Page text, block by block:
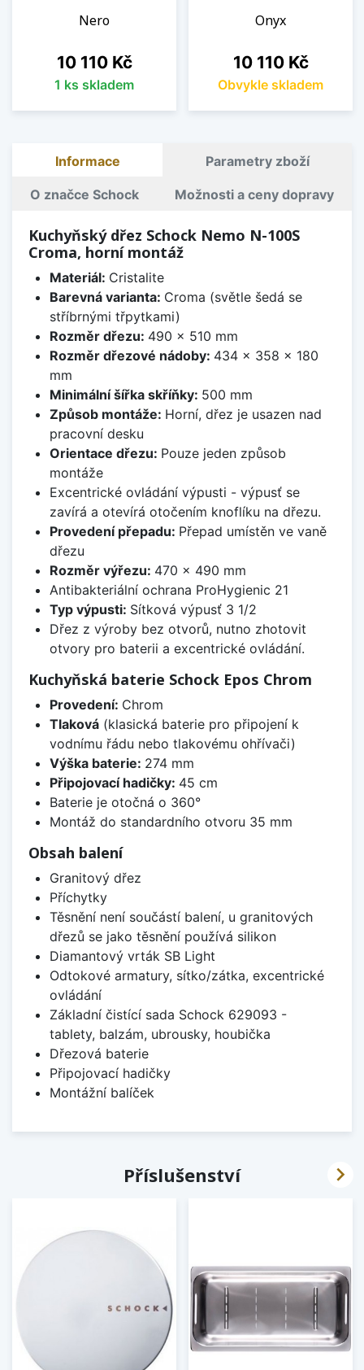
Nero
Cena
10 110 Kč
1 ks skladem
Onyx
Cena
10 110 Kč
Obvykle skladem
Informace Parametry zboží
O značce Schock Možnosti a ceny dopravy
Kuchyňský dřez Schock Nemo N-100S
Croma, horní montáž
Materiál: Cristalite
Barevná varianta: Croma (světle šedá se
stříbrnými třpytkami)
Rozměr dřezu: 490 x 510 mm
Rozměr dřezové nádoby: 434 x 358 x 180
mm
Minimální šířka skříňky: 500 mm
Způsob montáže: Horní, dřez je usazen nad
pracovní desku
Orientace dřezu: Pouze jeden způsob
montáže
Excentrické ovládání výpusti - výpusť se
zavírá a otevírá otočením knoflíku na dřezu.
Provedení přepadu: Přepad umístěn ve vaně
dřezu
Rozměr výřezu: 470 x 490 mm
Antibakteriální ochrana ProHygienic 21
Typ výpusti: Sítková výpusť 3 1/2
Dřez z výroby bez otvorů, nutno zhotovit
otvory pro baterii a excentrické ovládání.
Kuchyňská baterie Schock Epos Chrom
Provedení: Chrom
Tlaková(klasická baterie pro připojení k
vodnímu řádu nebo tlakovému ohřívači)
Výška baterie: 274 mm
Připojovací hadičky: 45 cm
Baterie je otočná o 360°
Montáž do standardního otvoru 35 mm
Obsah balení
Granitový dřez
Příchytky
Těsnění není součástí balení, u granitových
dřezů se jako těsnění používá silikon
Diamantový vrták SB Light
Odtokové armatury, sítko/zátka, excentrické
ovládání
Základní čistící sada Schock 629093 -
tablety, balzám, ubrousky, houbička
Dřezová baterie
Připojovací hadičky
Montážní balíček
Příslušenství 